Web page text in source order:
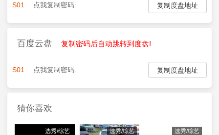
S01 点我复制密码: 复制度盘地址
百度云盘 复制密码后自动跳转到度盘!
S01 点我复制密码: 复制度盘地址
猜你喜欢
选秀/综艺 选秀/综艺 选秀/综艺